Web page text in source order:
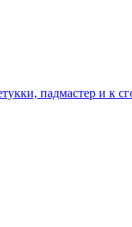
падмастер и к